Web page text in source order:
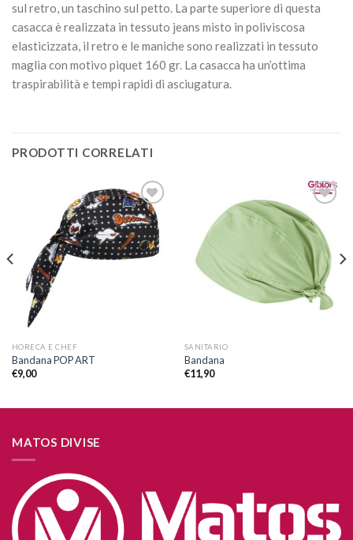
sul retro, un taschino sul petto. La parte superiore di questa
casacca è realizzata in tessuto jeans misto in poliviscosa
elasticizzata, il retro e le maniche sono realizzati in tessuto
maglia con motivo piquet 160 gr. La casacca ha un’ottima
traspirabilità e tempi rapidi di asciugatura.
PRODOTTI CORRELATI
Aggiungi
alla lista
dei
desideri
HORECA E CHEF
Bandana POP ART
€9,00
Aggiungi
alla lista
dei
desideri
SANITARIO
Bandana
€11,90
MATOS DIVISE